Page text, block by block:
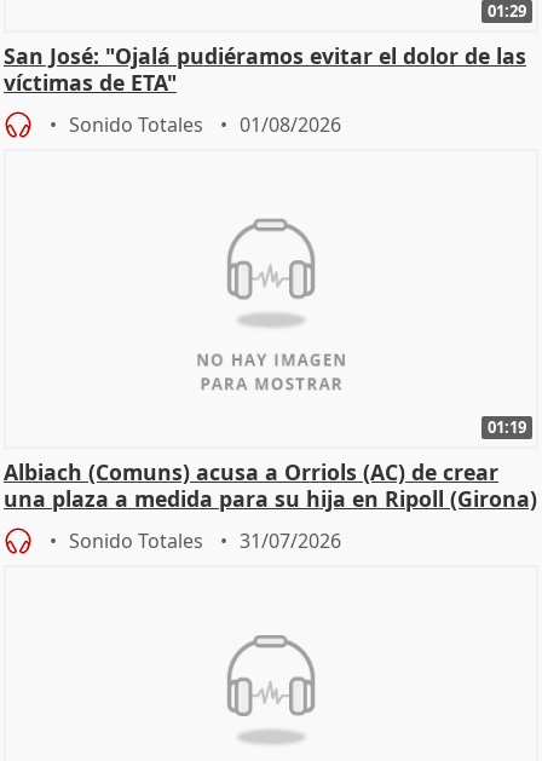
01:29
San José: "Ojalá pudiéramos evitar el dolor de las
víctimas de ETA"
Sonido Totales 01/08/2026
01:19
Albiach (Comuns) acusa a Orriols (AC) de crear
una plaza a medida para su hija en Ripoll (Girona)
Sonido Totales 31/07/2026